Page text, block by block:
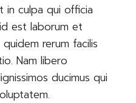
in culpa qui officia
est laborum et
rerum facilis
Nam libero
ducimus qui